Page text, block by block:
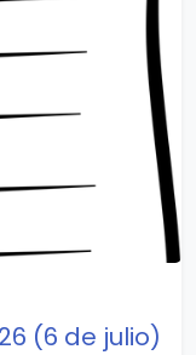
(6 de julio)